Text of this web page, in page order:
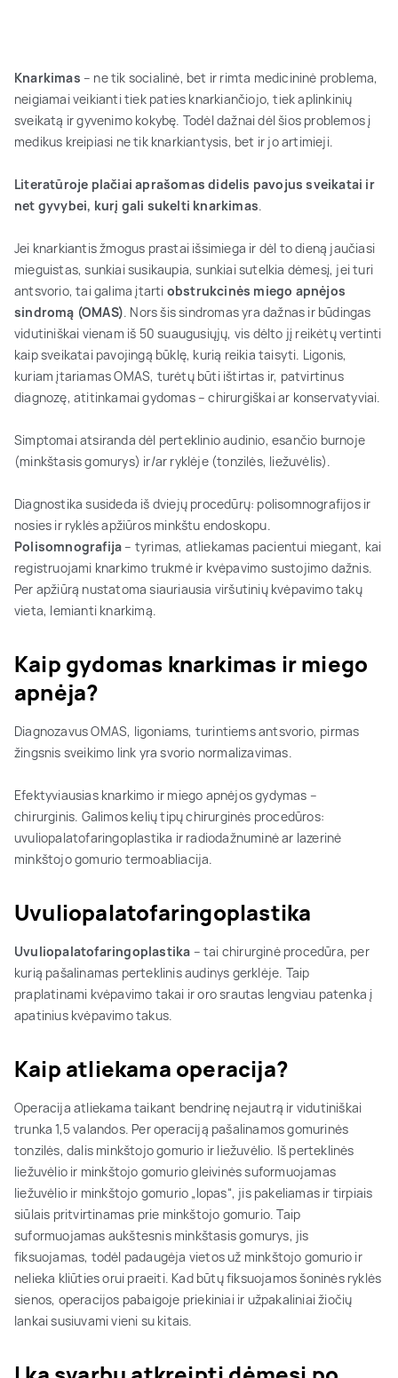
Knarkimas – ne tik socialinė, bet ir rimta medicininė problema,
neigiamai veikianti tiek paties knarkiančiojo, tiek aplinkinių
sveikatą ir gyvenimo kokybę. Todėl dažnai dėl šios problemos į
medikus kreipiasi ne tik knarkiantysis, bet ir jo artimieji.
Literatūroje plačiai aprašomas didelis pavojus sveikatai ir
net gyvybei, kurį gali sukelti knarkimas.
Jei knarkiantis žmogus prastai išsimiega ir dėl to dieną jaučiasi
mieguistas, sunkiai susikaupia, sunkiai sutelkia dėmesį, jei turi
antsvorio, tai galima įtarti obstrukcinės miego apnėjos
sindromą (OMAS). Nors šis sindromas yra dažnas ir būdingas
vidutiniškai vienam iš 50 suaugusiųjų, vis dėlto jį reikėtų vertinti
kaip sveikatai pavojingą būklę, kurią reikia taisyti. Ligonis,
kuriam įtariamas OMAS, turėtų būti ištirtas ir, patvirtinus
diagnozę, atitinkamai gydomas – chirurgiškai ar konservatyviai.
Simptomai atsiranda dėl perteklinio audinio, esančio burnoje
(minkštasis gomurys) ir/ar ryklėje (tonzilės, liežuvėlis).
Diagnostika susideda iš dviejų procedūrų: polisomnografijos ir
nosies ir ryklės apžiūros minkštu endoskopu.
Polisomnografija– tyrimas, atliekamas pacientui miegant, kai
registruojami knarkimo trukmė ir kvėpavimo sustojimo dažnis.
Per apžiūrą nustatoma siauriausia viršutinių kvėpavimo takų
vieta, lemianti knarkimą.
Kaip gydomas knarkimas ir miego
apnėja?
Diagnozavus OMAS, ligoniams, turintiems antsvorio, pirmas
žingsnis sveikimo link yra svorio normalizavimas.
Efektyviausias knarkimo ir miego apnėjos gydymas –
chirurginis. Galimos kelių tipų chirurginės procedūros:
uvuliopalatofaringoplastika ir radiodažnuminė ar lazerinė
minkštojo gomurio termoabliacija.
Uvuliopalatofaringoplastika
Uvuliopalatofaringoplastika – tai chirurginė procedūra, per
kurią pašalinamas perteklinis audinys gerklėje. Taip
praplatinami kvėpavimo takai ir oro srautas lengviau patenka į
apatinius kvėpavimo takus.
Kaip atliekama operacija?
Operacija atliekama taikant bendrinę nejautrą ir vidutiniškai
trunka 1,5 valandos. Per operaciją pašalinamos gomurinės
tonzilės, dalis minkštojo gomurio ir liežuvėlio. Iš perteklinės
liežuvėlio ir minkštojo gomurio gleivinės suformuojamas
liežuvėlio ir minkštojo gomurio „lopas“, jis pakeliamas ir tirpiais
siūlais pritvirtinamas prie minkštojo gomurio. Taip
suformuojamas aukštesnis minkštasis gomurys, jis
fiksuojamas, todėl padaugėja vietos už minkštojo gomurio ir
nelieka kliūties orui praeiti. Kad būtų fiksuojamos šoninės ryklės
sienos, operacijos pabaigoje priekiniai ir užpakaliniai žiočių
lankai susiuvami vieni su kitais.